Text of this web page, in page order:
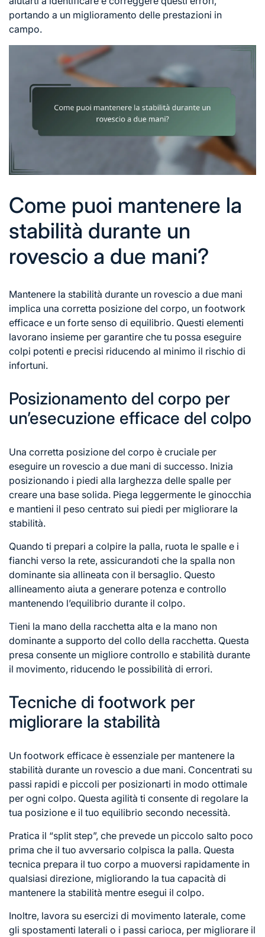
portando a un miglioramento delle prestazioni in
campo.
Come puoi mantenere la
stabilità durante un
rovescio a due mani?
Mantenere la stabilità durante un rovescio a due mani
implica una corretta posizione del corpo, un footwork
efficace e un forte senso di equilibrio. Questi elementi
lavorano insieme per garantire che tu possa eseguire
colpi potenti e precisi riducendo al minimo il rischio di
infortuni.
Posizionamento del corpo per
un’esecuzione efficace del colpo
Una corretta posizione del corpo è cruciale per
eseguire un rovescio a due mani di successo. Inizia
posizionando i piedi alla larghezza delle spalle per
creare una base solida. Piega leggermente le ginocchia
e mantieni il peso centrato sui piedi per migliorare la
stabilità.
Quando ti prepari a colpire la palla, ruota le spalle e i
fianchi verso la rete, assicurandoti che la spalla non
dominante sia allineata con il bersaglio. Questo
allineamento aiuta a generare potenza e controllo
mantenendo l’equilibrio durante il colpo.
Tieni la mano della racchetta alta e la mano non
dominante a supporto del collo della racchetta. Questa
presa consente un migliore controllo e stabilità durante
il movimento, riducendo le possibilità di errori.
Tecniche di footwork per
migliorare la stabilità
Un footwork efficace è essenziale per mantenere la
stabilità durante un rovescio a due mani. Concentrati su
passi rapidi e piccoli per posizionarti in modo ottimale
per ogni colpo. Questa agilità ti consente di regolare la
tua posizione e il tuo equilibrio secondo necessità.
Pratica il “split step”, che prevede un piccolo salto poco
prima che il tuo avversario colpisca la palla. Questa
tecnica prepara il tuo corpo a muoversi rapidamente in
qualsiasi direzione, migliorando la tua capacità di
mantenere la stabilità mentre esegui il colpo.
Inoltre, lavora su esercizi di movimento laterale, come
gli spostamenti laterali o i passi carioca, per migliorare il